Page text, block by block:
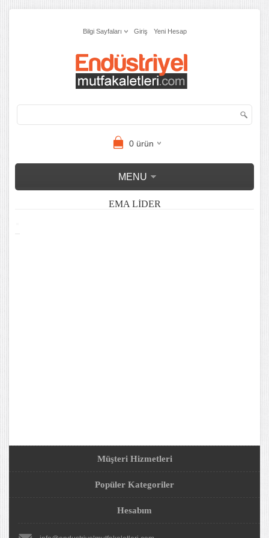
Bilgi Sayfaları Giriş Yeni Hesap
0ürün
MENU
EMA LIDER
Müşteri Hizmetleri
Popüler Kategoriler
Hesabım